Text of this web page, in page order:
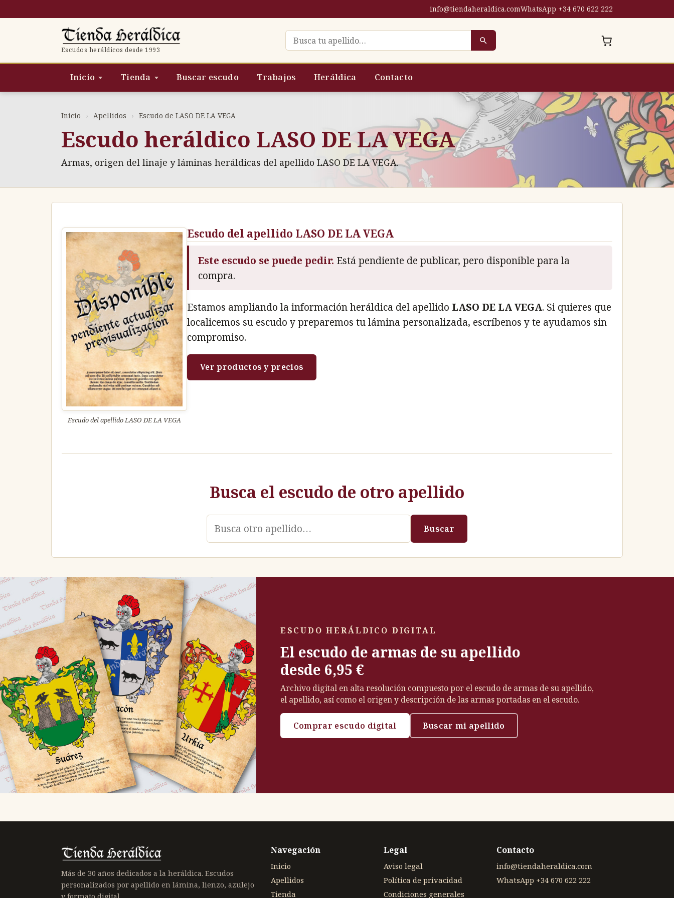
al
info@tiendaheraldica.comWhatsApp +34 670 622 222
Escudos heráldicos desde 1993
Buscar escudo por apellido
Inicio Tienda Buscar escudo Trabajos Heráldica Contacto
Inicio › Apellidos › Escudo de LASO DE LA VEGA
Escudo heráldico LASO DE LA VEGA
Armas, origen del linaje y láminas heráldicas del apellido LASO DE LA VEGA.
Escudo del apellido LASO DE LA VEGA
Escudo del apellido LASO DE LA VEGA
Este escudo se puede pedir. Está pendiente de publicar, pero disponible para la
compra.
Estamos ampliando la información heráldica del apellido LASO DE LA VEGA. Si quieres que
localicemos su escudo y preparemos tu lámina personalizada, escríbenos y te ayudamos sin
compromiso.
Ver productos y precios
Busca el escudo de otro apellido
Buscar
ESCUDO HERÁLDICO DIGITAL
El escudo de armas de su apellido
desde 6,95 €
Archivo digital en alta resolución compuesto por el escudo de armas de su apellido,
el apellido, así como el origen y descripción de las armas portadas en el escudo.
Comprar escudo digital Buscar mi apellido
Más de 30 años dedicados a la heráldica. Escudos
personalizados por apellido en lámina, lienzo, azulejo
Navegación
Inicio
Apellidos
Tienda
Legal
Aviso legal
Política de privacidad
Condiciones generales
Contacto
info@tiendaheraldica.com
WhatsApp +34 670 622 222